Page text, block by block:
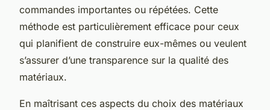
commandes importantes ou répétées. Cette
méthode est particulièrement efficace pour ceux
qui planifient de construire eux-mêmes ou veulent
s’assurer d’une transparence sur la qualité des
matériaux.
En maîtrisant ces aspects du choix des matériaux